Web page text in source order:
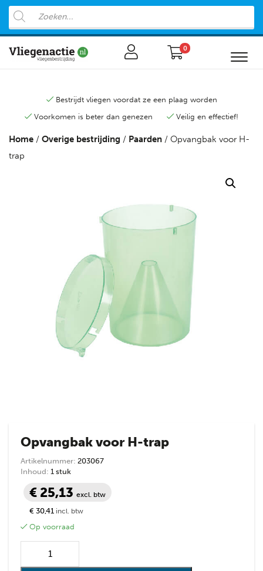
0
Bestrijdt vliegen voordat ze een plaag worden
Voorkomen is beter dan genezen
Veilig en effectief!
Home / Overige bestrijding / Paarden / Opvangbak voor H-
trap
Opvangbak voor H-trap
Artikelnummer: 203067
Inhoud: 1 stuk
€ 25,13 excl. btw
€ 30,41 incl. btw
Op voorraad